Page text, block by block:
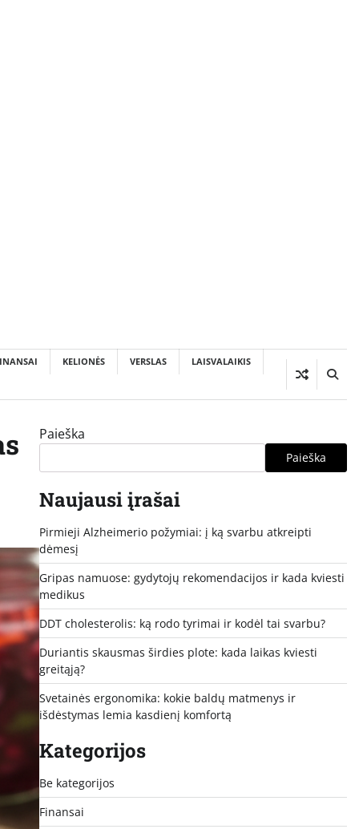
KELIONĖS VERSLAS LAISVALAIKIS
Paieška
Paieška
Naujausi įrašai
Pirmieji Alzheimerio požymiai: į ką svarbu atkreipti
dėmesį
Gripas namuose: gydytojų rekomendacijos ir kada kviesti
medikus
DDT cholesterolis: ką rodo tyrimai ir kodėl tai svarbu?
Duriantis skausmas širdies plote: kada laikas kviesti
greitąją?
Svetainės ergonomika: kokie baldų matmenys ir
išdėstymas lemia kasdienį komfortą
Kategorijos
Be kategorijos
Finansai